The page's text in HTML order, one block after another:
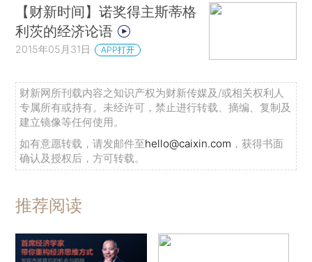
【财新时间】诺奖得主斯蒂格
利茨的经济论语
2015年05月31日 APP打开
财新网所刊载内容之知识产权为财新传媒及/或相关权利人
专属所有或持有。未经许可，禁止进行转载、摘编、复制及
建立镜像等任何使用。
如有意愿转载，请发邮件至hello@caixin.com ，获得书面
确认及授权后，方可转载。
推荐阅读